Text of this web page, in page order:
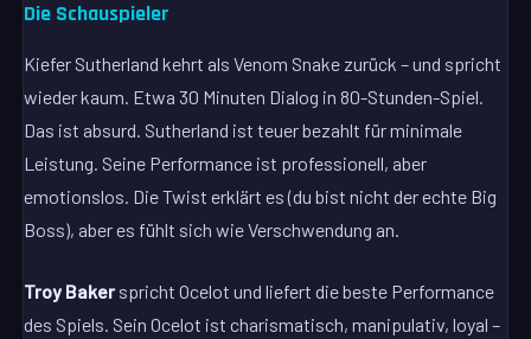
Die Schauspieler
Kiefer Sutherland kehrt als Venom Snake zurück – und spricht
wieder kaum. Etwa 30 Minuten Dialog in 80-Stunden-Spiel.
Das ist absurd. Sutherland ist teuer bezahlt für minimale
Leistung. Seine Performance ist professionell, aber
emotionslos. Die Twist erklärt es (du bist nicht der echte Big
Boss), aber es fühlt sich wie Verschwendung an.
Troy Bakerspricht Ocelot und liefert die beste Performance
des Spiels. Sein Ocelot ist charismatisch, manipulativ, loyal –